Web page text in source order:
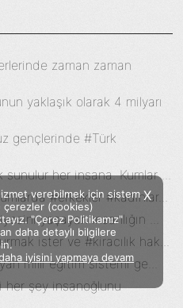
Facebook Twitter Instagram
Sözümoki © 2020 - V.8
zaman zaman
yaklaşık olarak 4 milyarı
gençlerinde #Türk
her insana. Kumlar ...
#erkekler #kadınlar...
yaşayan insanlığın ...
ister ve #kiracılık hak...
milli eğitim sistemi ge...
her şey insanoğlunu
X
verebilmek için sistem
çerezler (cookies)
"Çerez Politikamız"
daha detaylı bilgilere
iyisini yapmaya devam